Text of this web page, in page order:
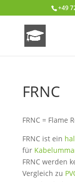
+49
FRNC
FRNC = Flame
FRNC ist ein
für
FRNC werden
Vergleich zu